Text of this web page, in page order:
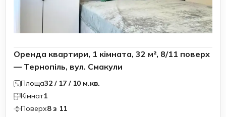
Оренда квартири, 1 кімната, 32 м², 8/11 поверх
— Тернопіль, вул. Смакули
Площа32 / 17 / 10 м.кв.
Кімнат1
Поверх8 з 11